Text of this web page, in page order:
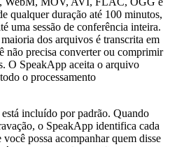
qualquer duração até 100 minutos,
uma sessão de conferência inteira.
dos arquivos é transcrita em
não precisa converter ou comprimir
O SpeakApp aceita o arquivo
o processamento
incluído por padrão. Quando
o SpeakApp identifica cada
possa acompanhar quem disse